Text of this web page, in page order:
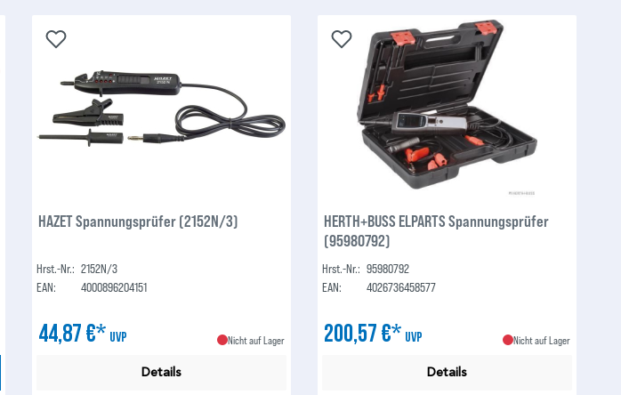
HAZET Spannungsprüfer (2152N/3)
Hrst.-Nr.: 2152N/3
EAN:
4000896204151
44,87 €* UVP Nicht auf Lager
Details
HERTH+BUSS ELPARTS Spannungsprüfer
(95980792)
Hrst.-Nr.: 95980792
EAN:
4026736458577
200,57 €* UVP Nicht auf Lager
Details